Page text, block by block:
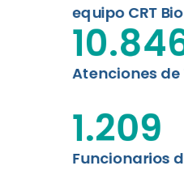
equipo CRT
Atenciones
Funcionarios
1.209